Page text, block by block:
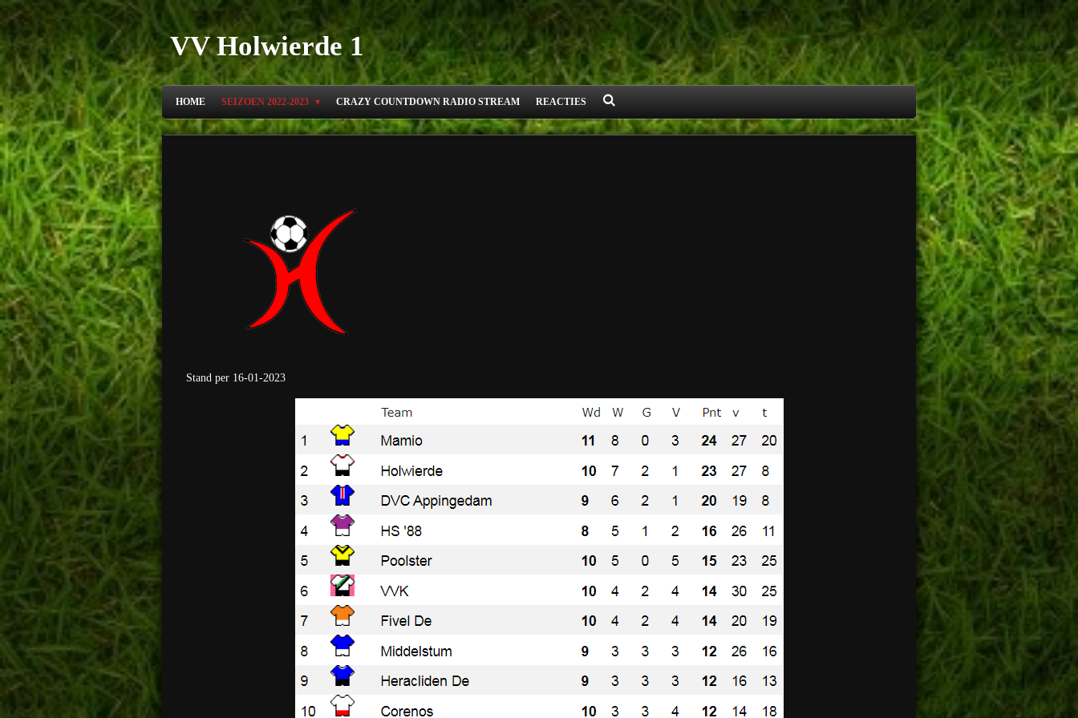
Ga
direct
naar
de
hoofdinhoud
VV Holwierde 1
HOME SEIZOEN 2022-2023 CRAZY COUNTDOWN RADIO STREAM REACTIES
Stand per 16-01-2023